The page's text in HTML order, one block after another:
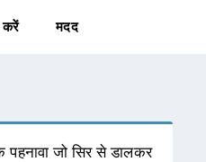
करें मदद
जो सिर से डालकर